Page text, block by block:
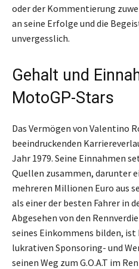
oder der Kommentierung
an seine Erfolge und die
unvergesslich.
Gehalt und
MotoGP-Stars
Das Vermögen von Valentino
beeindruckenden
Jahr 1979. Seine Einnahmen
Quellen zusammen, darunter
mehreren Millionen Euro aus
als einer der besten Fahrer in
Abgesehen von den
seines Einkommens bilden, ist
lukrativen Sponsoring- und
seinen Weg zum G.O.A.T im